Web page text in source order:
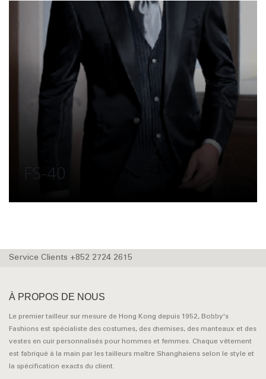
FS-55
Service Clients +852 2724 2615
À PROPOS DE NOUS
Le premier tailleur sur mesure de Hong Kong depuis 1952, Bobby's
Fashions est spécialiste des costumes, des chemises, des manteaux et des
vestes en cuir personnalisés pour hommes et femmes. Chaque vêtement
est fabriqué à la main par les tailleurs maître Shanghaiens selon le style et
la spécification exacts du client.